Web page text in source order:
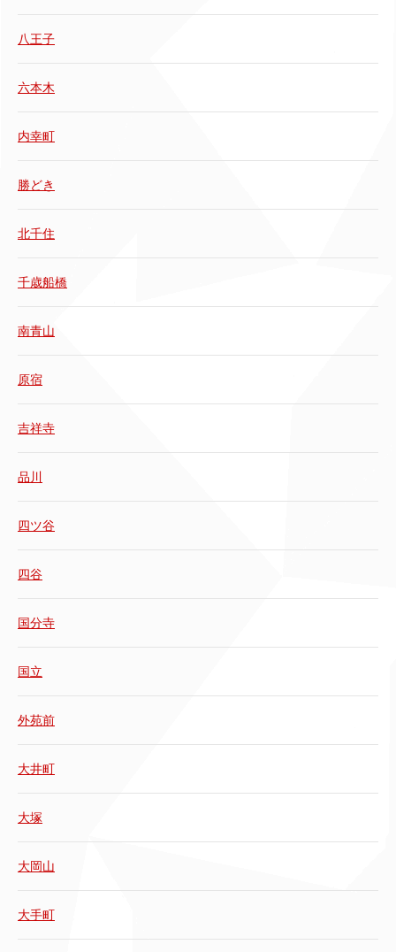
八王子
六本木
内幸町
勝どき
北千住
千歳船橋
南青山
原宿
吉祥寺
品川
四ツ谷
四谷
国分寺
国立
外苑前
大井町
大塚
大岡山
大手町